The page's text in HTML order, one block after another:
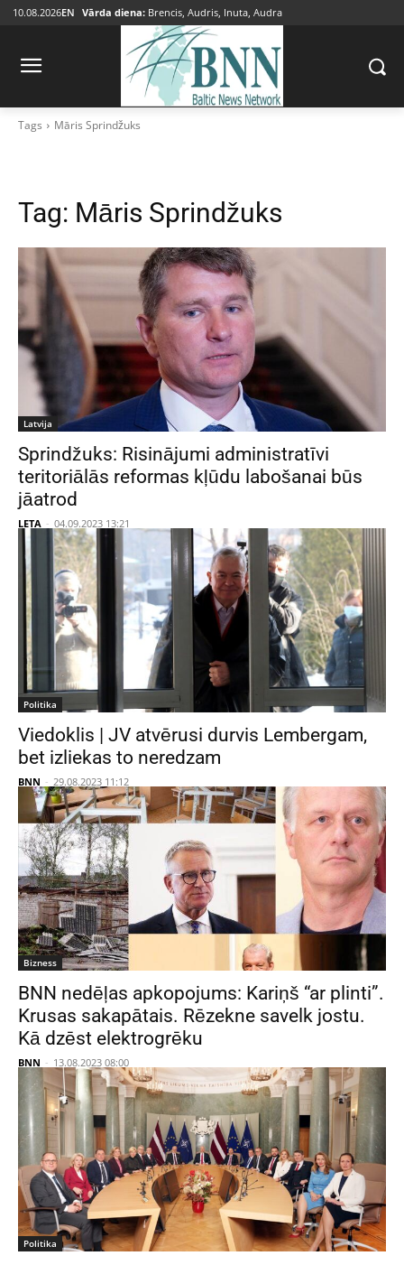
10.08.2026EN Vārda diena: Brencis, Audris, Inuta, Audra
Tags Māris Sprindžuks
Tag: Māris Sprindžuks
Latvija
Sprindžuks: Risinājumi administratīvi
teritoriālās reformas kļūdu labošanai būs
jāatrod
LETA - 04.09.2023 13:21
Politika
Viedoklis | JV atvērusi durvis Lembergam,
bet izliekas to neredzam
BNN - 29.08.2023 11:12
Bizness
BNN nedēļas apkopojums: Kariņš “ar plinti”.
Krusas sakapātais. Rēzekne savelk jostu.
Kā dzēst elektrogrēku
BNN - 13.08.2023 08:00
Politika